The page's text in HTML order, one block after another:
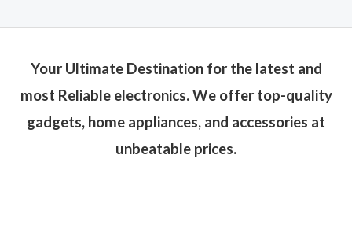
Your Ultimate Destination for the latest and
most Reliable electronics. We offer top-quality
gadgets, home appliances, and accessories at
unbeatable prices.